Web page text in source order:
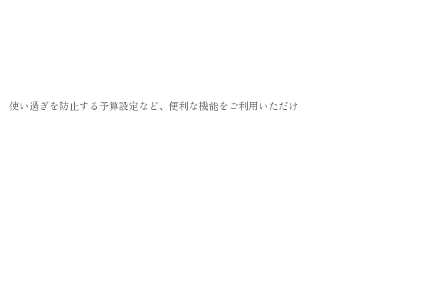
い過ぎを防止する予算設定など、便利な機能をご利用いただけ